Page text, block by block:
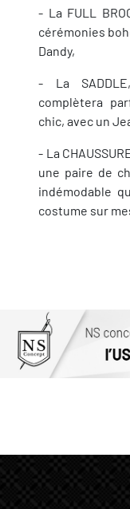
- La FULL
cérémonies
Dandy,
- La
complètera
chic, avec un
- La
une paire de
indémodable
costume sur